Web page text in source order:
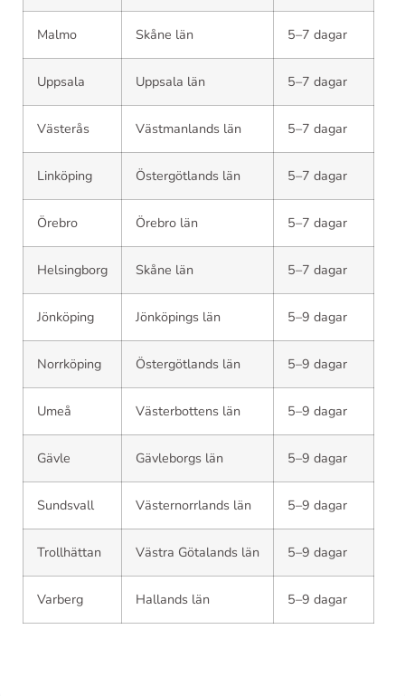
Malmo Skåne län 5–7 dagar
Uppsala Uppsala län 5–7 dagar
Västerås Västmanlands län 5–7 dagar
Linköping Östergötlands län 5–7 dagar
Örebro Örebro län 5–7 dagar
Helsingborg Skåne län 5–7 dagar
Jönköping Jönköpings län 5–9 dagar
Norrköping Östergötlands län 5–9 dagar
Umeå Västerbottens län 5–9 dagar
Gävle Gävleborgs län 5–9 dagar
Sundsvall Västernorrlands län 5–9 dagar
Trollhättan Västra Götalands län 5–9 dagar
Varberg Hallands län 5–9 dagar